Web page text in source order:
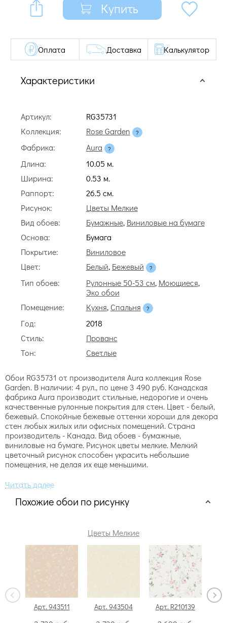
Купить
Характеристики
Артикул:
RG35731
Коллекция:
Rose Garden
Фабрика:
Aura
Длина:
10.05 м.
Ширина:
0.53 м.
Раппорт:
26.5 cм.
Рисунок:
Цветы Мелкие
Вид обоев:
Бумажные, Виниловые на бумаге
Основа:
Бумага
Покрытие:
Виниловое
Цвет:
Белый, Бежевый
Тип обоев:
Рулонные 50-53 см, Моющиеся,
Эко обои
Помещение:
Кухня, Спальня
Год:
2018
Стиль:
Прованс
Тон:
Светлые
Оплата Доставка Калькулятор
Обои RG35731 от производителя Aura коллекция Rose
Garden. В наличии: 4 рул., по цене 3 490 руб. Канадская
фабрика Aura производит стильные, недорогие и очень
качественные рулонные покрытия для стен. Цвет - белый,
бежевый. Спокойные бежевые оттенки хороши для декора
стен любых жилых или офисных помещений. Страна
производитель - Канада. Вид обоев - бумажные,
виниловые на бумаге. Рисунок цветы мелкие. Мелкий
цветочный рисунок способен украсить небольшие
помещения, не делая их еще меньшими.
Похожие обои по рисунку
Цветы Мелкие
Арт. 943511 Арт. 943504 Арт. R210139